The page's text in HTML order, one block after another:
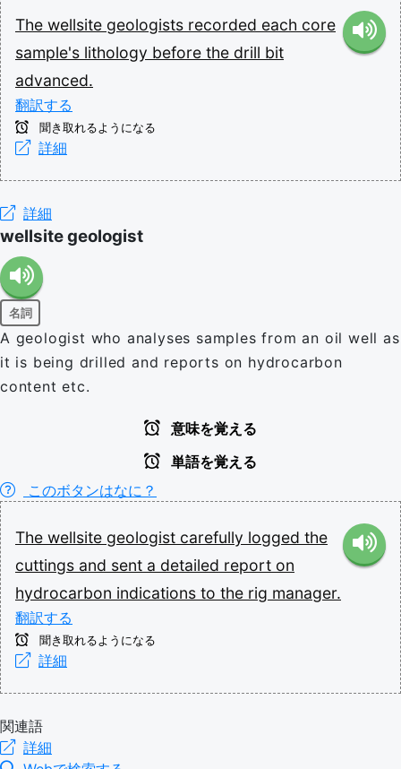
The wellsite geologists recorded each core
sample's lithology before the drill bit
advanced.
翻訳する
聞き取れるようになる
詳細
詳細
wellsite geologist
名詞
A geologist who analyses samples from an oil well as
it is being drilled and reports on hydrocarbon
content etc.
意味を覚える
単語を覚える
このボタンはなに？
The wellsite geologist carefully logged the
cuttings and sent a detailed report on
hydrocarbon indications to the rig manager.
翻訳する
聞き取れるようになる
詳細
関連語
詳細